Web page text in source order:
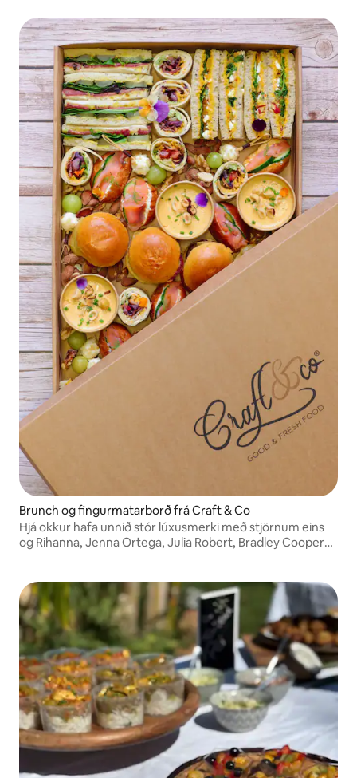
Brunch og fingurmatarborð frá Craft & Co
Hjá okkur hafa unnið stór lúxusmerki með stjörnum eins
og Rihanna, Jenna Ortega, Julia Robert, Bradley Cooper